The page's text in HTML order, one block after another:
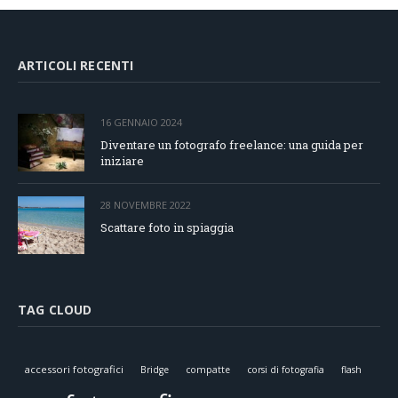
ARTICOLI RECENTI
16 GENNAIO 2024
Diventare un fotografo freelance: una guida per
iniziare
28 NOVEMBRE 2022
Scattare foto in spiaggia
TAG CLOUD
accessori fotografici Bridge compatte corsi di fotografia flash